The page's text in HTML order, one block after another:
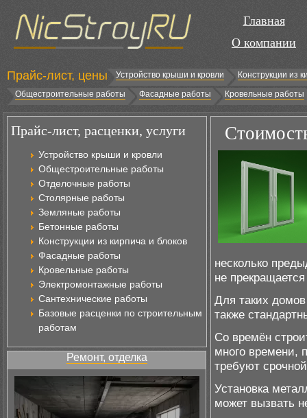
Главная
О компании
Прайс-лист, цены Устройство крыши и кровли
Конструкции из
Общестроительные работы
Фасадные работы Кровельные работы
Прайс-лист, расценки, услуги
Устройство крыши и кровли
Общестроительные работы
Отделочные работы
Столярные работы
Земляные работы
Бетонные работы
Конструкции из кирпича и блоков
Фасадные работы
Кровельные работы
Электромонтажные работы
Сантехнические работы
Базовые расценки по строительным
работам
Ремонт, отделка
несколько
не
Для таких домов
также
Со времён
много времени,
требуют
Установка
может вызвать